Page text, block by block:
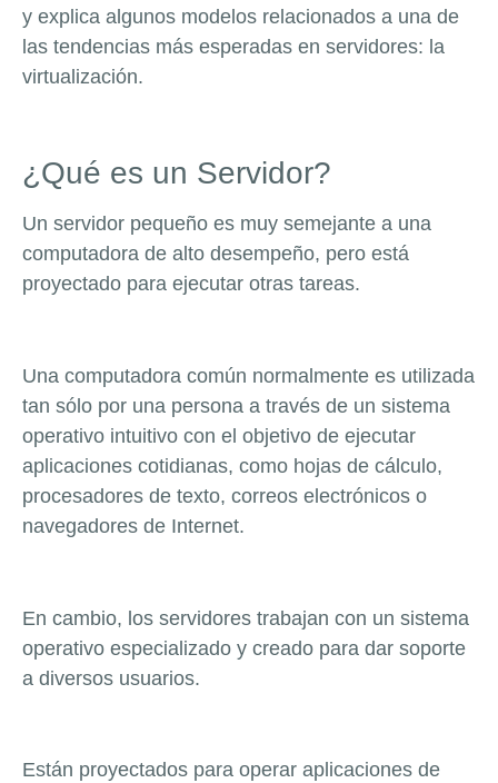
y explica algunos modelos relacionados a una de
las tendencias más esperadas en servidores: la
virtualización.
¿Qué es un Servidor?
Un servidor pequeño es muy semejante a una
computadora de alto desempeño, pero está
proyectado para ejecutar otras tareas.
Una computadora común normalmente es utilizada
tan sólo por una persona a través de un sistema
operativo intuitivo con el objetivo de ejecutar
aplicaciones cotidianas, como hojas de cálculo,
procesadores de texto, correos electrónicos o
navegadores de Internet.
En cambio, los servidores trabajan con un sistema
operativo especializado y creado para dar soporte
a diversos usuarios.
Están proyectados para operar aplicaciones de